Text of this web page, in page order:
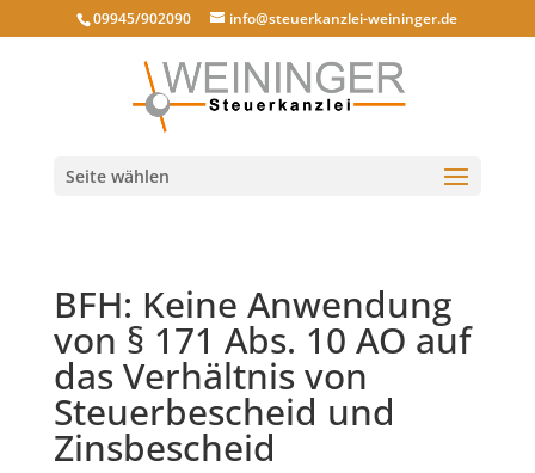
09945/902090 info@steuerkanzlei-weininger.de
Seite wählen
BFH: Keine Anwendung
von § 171 Abs. 10 AO auf
das Verhältnis von
Steuerbescheid und
Zinsbescheid